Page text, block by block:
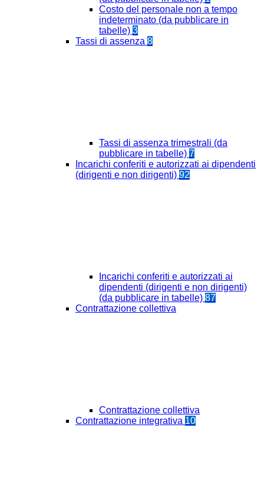
Costo del personale non a tempo
indeterminato (da pubblicare in
tabelle) 3
Tassi di assenza 8
Tassi di assenza trimestrali (da
pubblicare in tabelle) 7
Incarichi conferiti e autorizzati ai dipendenti
(dirigenti e non dirigenti) 92
Incarichi conferiti e autorizzati ai
dipendenti (dirigenti e non dirigenti)
(da pubblicare in tabelle) 87
Contrattazione collettiva
Contrattazione collettiva
Contrattazione integrativa 10